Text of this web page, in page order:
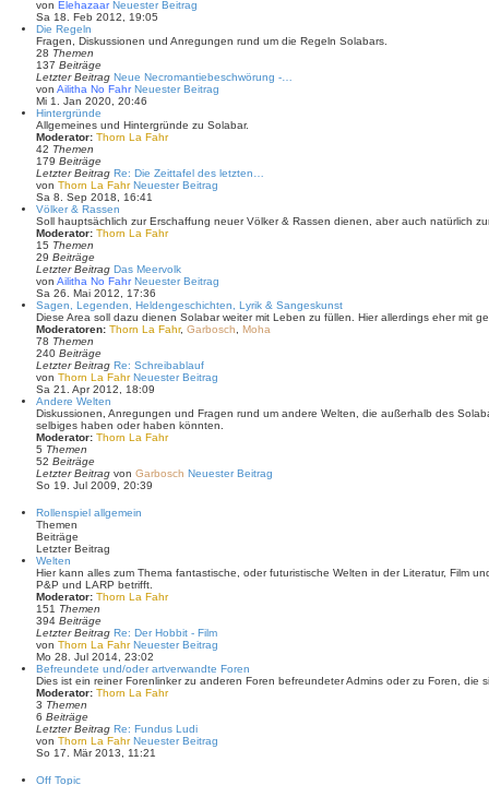
von Elehazaar Neuester Beitrag
Sa 18. Feb 2012, 19:05
Die Regeln
Fragen, Diskussionen und Anregungen rund um die Regeln Solabars.
28 Themen
137 Beiträge
Letzter Beitrag Neue Necromantiebeschwörung -…
von Ailitha No Fahr Neuester Beitrag
Mi 1. Jan 2020, 20:46
Hintergründe
Allgemeines und Hintergründe zu Solabar.
Moderator: Thorn La Fahr
42 Themen
179 Beiträge
Letzter Beitrag Re: Die Zeittafel des letzten…
von Thorn La Fahr Neuester Beitrag
Sa 8. Sep 2018, 16:41
Völker & Rassen
Soll hauptsächlich zur Erschaffung neuer Völker & Rassen dienen, aber auch natürlich
Moderator: Thorn La Fahr
15 Themen
29 Beiträge
Letzter Beitrag Das Meervolk
von Ailitha No Fahr Neuester Beitrag
Sa 26. Mai 2012, 17:36
Sagen, Legenden, Heldengeschichten, Lyrik & Sangeskunst
Diese Area soll dazu dienen Solabar weiter mit Leben zu füllen. Hier allerdings eher mit
Moderatoren: Thorn La Fahr, Garbosch
Moha
78 Themen
240 Beiträge
Letzter Beitrag Re: Schreibablauf
von Thorn La Fahr Neuester Beitrag
Sa 21. Apr 2012, 18:09
Andere Welten
Diskussionen, Anregungen und Fragen rund um andere Welten, die außerhalb des
selbiges haben oder haben könnten.
Moderator: Thorn La Fahr
5 Themen
52 Beiträge
Letzter Beitrag von Garbosch Neuester Beitrag
So 19. Jul 2009, 20:39
Rollenspiel allgemein
Themen
Beiträge
Letzter Beitrag
Welten
Hier kann alles zum Thema fantastische, oder futuristische Welten in der Literatur, Film
P&P und LARP betrifft.
Moderator: Thorn La Fahr
151 Themen
394 Beiträge
Letzter Beitrag Re: Der Hobbit - Film
von Thorn La Fahr Neuester Beitrag
Mo 28. Jul 2014, 23:02
Befreundete und/oder artverwandte Foren
Dies ist ein reiner Forenlinker zu anderen Foren befreundeter Admins oder zu Foren, die
Moderator: Thorn La Fahr
3 Themen
6 Beiträge
Letzter Beitrag Re: Fundus Ludi
von Thorn La Fahr Neuester Beitrag
So 17. Mär 2013, 11:21
Off Topic